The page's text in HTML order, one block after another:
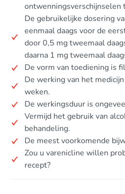
ontwenningsverschijnselen
De gebruikelijke dosering
eenmaal daags voor de
door 0,5 mg tweemaal
daarna 1 mg tweemaal
De vorm van toediening is
De werking van het
weken.
De werkingsduur is
Vermijd het gebruik van
behandeling.
De meest voorkomende
Zou u varenicline willen
recept?